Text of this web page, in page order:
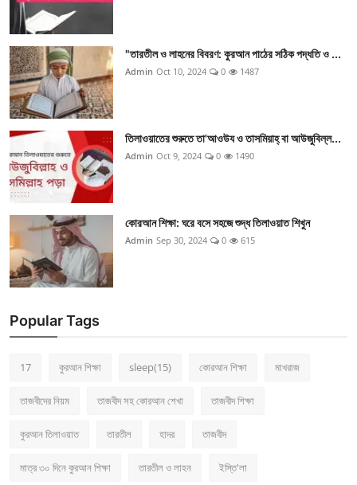
"তারতীল ও লাহনের বিবরণ: কুরআন পাঠের সঠিক পদ্ধতি ও ...
Admin Oct 10, 2024 0 1487
তিলাওয়াতের শুরুতে তা'আওউয ও তাসমিয়াহ্ বা আউজুবিল্ল...
Admin Oct 9, 2024 0 1490
কোরআন শিক্ষা: ঘরে বসে সহজে শুদ্ধ তিলাওয়াত শিখুন
Admin Sep 30, 2024 0 615
Popular Tags
17 কুরআন শিক্ষা sleep(15) কোরআন শিক্ষা মাখরাজ
তাজবীদের নিয়ম তাজবীদ সহ কোরআন শেখা তাজবীদ শিক্ষা
কুরআন তিলাওয়াত তারতীল হাদর তাজবীদ
মাত্র ৩০ দিনে কুরআন শিক্ষা তারতীল ও লাহন ইস্তি'লা